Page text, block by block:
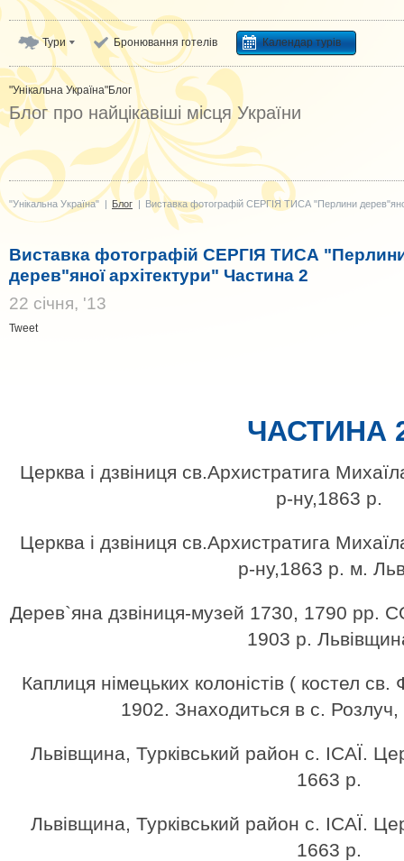
Тури Бронювання готелів Календар турів
"Унікальна Україна"Блог
Блог про найцікавіші місця України
"Унікальна Україна" | Блог | Виставка фотографій СЕРГІЯ ТИСА "Перлини
Виставка фотографій СЕРГІЯ ТИСА
дерев"яної архітектури" Частина 2
22 cічня, '13
Tweet
ЧАСТИНА
Церква і дзвіниця св.Архистратига
р-ну,1863 р.
Церква і дзвіниця св.Архистратига
р-ну,1863 р. м.
Дерев`яна дзвіниця-музей 1730, 1790
1903 р.
Каплиця німецьких колоністів ( костел
1902. Знаходиться в с. Розлуч,
Львівщина, Турківський район с. ІСАЇ.
1663 р.
Львівщина, Турківський район с. ІСАЇ.
1663 р.